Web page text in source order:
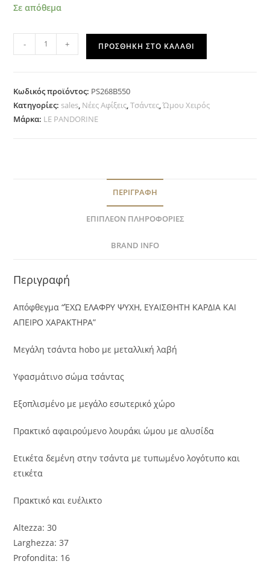
Σε απόθεμα
- + ΠΡΟΣΘΉΚΗ ΣΤΟ ΚΑΛΆΘΙ
Κωδικός προϊόντος: PS268B550
Κατηγορίες: sales Νέες Αφίξεις ,Τσάντες ,Ώμου Χειρός
Μάρκα: LE PANDORINE
ΠΕΡΙΓΡΑΦΉ
ΕΠΙΠΛΈΟΝ ΠΛΗΡΟΦΟΡΊΕΣ
BRAND INFO
Περιγραφή
Απόφθεγμα “ΈΧΩ ΕΛΑΦΡΥ ΨΥΧΗ, ΕΥΑΙΣΘΗΤΗ ΚΑΡΔΙΑ ΚΑΙ
ΑΠΕΙΡΟ ΧΑΡΑΚΤΗΡΑ”
Μεγάλη τσάντα hobo με μεταλλική λαβή
Υφασμάτινο σώμα τσάντας
Εξοπλισμένο με μεγάλο εσωτερικό χώρο
Πρακτικό αφαιρούμενο λουράκι ώμου με αλυσίδα
Ετικέτα δεμένη στην τσάντα με τυπωμένο λογότυπο και
ετικέτα
Πρακτικό και ευέλικτο
Altezza: 30
Larghezza: 37
Profondita: 16